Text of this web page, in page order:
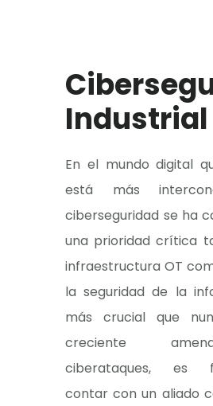
Industrial
En el mundo digital
está más
ciberseguridad se ha
una prioridad crítica
infraestructura OT
la seguridad de la
más crucial que
creciente
ciberataques, es
contar con un aliado